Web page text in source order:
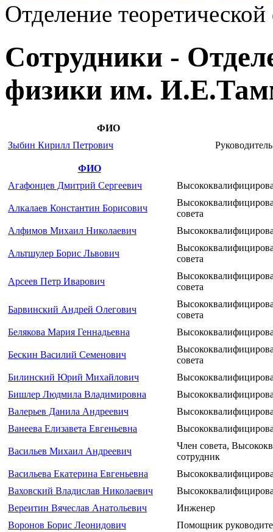
Отделение
Сотрудники -
физики им.
ФИО
Зыбин Кирилл Петрович
ФИО
Агафонцев Дмитрий Сергеевич
Алкалаев Константин Борисович
совета
Алфимов Михаил Николаевич
Альтшулер Борис Львович
совета
Арсеев Петр Иварович
совета
Барвинский Андрей Олегович
совета
Белякова Мария Геннадьевна
Бескин Василий Семенович
совета
Билинский Юрий Михайлович
Бишлер Людмила Владимировна
Валерьев Данила Андреевич
Ванеева Елизавета Евгеньевна
Васильев Михаил Андреевич
Член совета,
сотрудник
Васильева Екатерина Евгеньевна
Ваховский Владислав Николаевич
Вереитин Вячеслав Анатольевич
Инженер
Воронов Борис Леонидович
Помощник